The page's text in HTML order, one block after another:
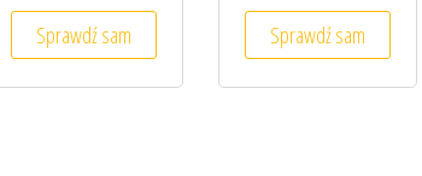
Sprawdź sam Sprawdź sam